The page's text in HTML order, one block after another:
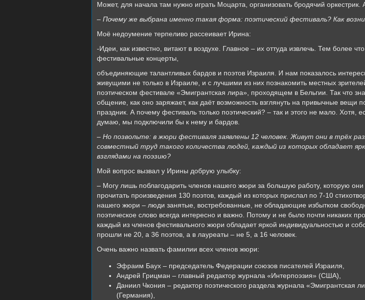
Может, для начала там нужно играть Моцарта, организовать бродячий
– Почему же выбрана именно такая форма: поэтический фестиваль? Как
Моё недоумение терпеливо рассеивает Ирина:
-Идеи, как известно, витают в воздухе. Главное – их оттуда извлечь. Тем более
фестивальные концерты,
объединяющие талантливых бардов и поэтов Израиля. И нам показалось
живущими не только в Израиле, и с лучшими из них познакомить местных
поэтическом фестивале «Эмигрантская лира», проходящем в Бельгии. Так что
общение, как оно заряжает, как даёт возможность взглянуть на привычные
праздник. А почему фестиваль только поэтический? – так и этого не мало. Хотя,
думаю, мы подключили бы к нему и бардов.
– Но позвольте: в жюри фестиваля заявлены 12 человек. Живут они в трёх
совместный труд такого количества людей, каждый из которых обладает
взглядами на поэзию?
Мой вопрос вызвал у Ирины добрую улыбку:
– Могу лишь поблагодарить членов нашего жюри за большую работу, которую
прочитать произведения 130 поэтов, каждый из которых прислал по 7-10
нашего жюри – люди занятые, востребованные, не обладающие избытком
поэтическое слово всегда интересно и важно. Потому и не было почти никаких
каждый из членов фестивального жюри обладает яркой индивидуальностью и
прошли не 20, а 36 поэтов, а в лауреаты – не 5, а 16 человек.
Очень важно назвать фамилии всех членов жюри:
Эфраим Баух – председатель Федерации союзов писателей Израиля,
Андрей Грицман – главный редактор журнала «Интерпоэзия» (США),
Даниил Чкония – редактор поэтического раздела журнала «Эмигрантская
(Германия),